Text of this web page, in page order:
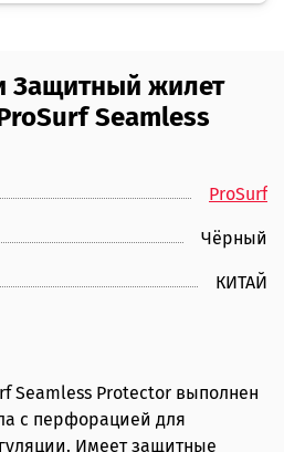
Защитный жилет
Seamless
ProSurf
Чёрный
КИТАЙ
Seamless Protector выполнен
с перфорацией для
Имеет защитные